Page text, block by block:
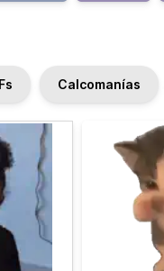
Calcomanías